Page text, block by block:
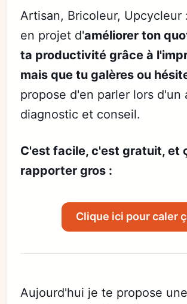
Artisan, Bricoleur, Upcycleur
en projet d'améliorer ton
ta productivité grâce à
mais que tu galères ou
propose d'en parler lors d'un
diagnostic et conseil.
C'est facile, c'est gratuit, et
rapporter gros :
Clique ici pour caler
Aujourd'hui je te propose une